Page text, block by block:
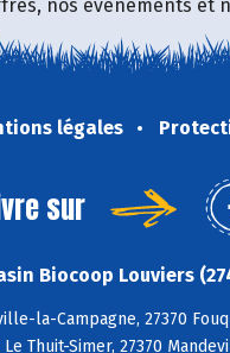
nos événements et
légales
sur
Biocoop Louviers
la-Campagne, 27370
Le Thuit-Simer, 27370